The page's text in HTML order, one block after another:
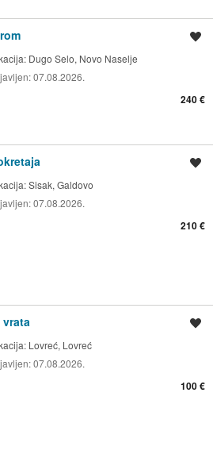
Dugo Selo, Novo Naselje
07.08.2026.
240 €
Sisak, Galdovo
07.08.2026.
210 €
vrata
Lovreć, Lovreć
07.08.2026.
100 €